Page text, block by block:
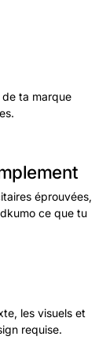
ta marque
éprouvées,
ce que tu
les visuels et
requise.